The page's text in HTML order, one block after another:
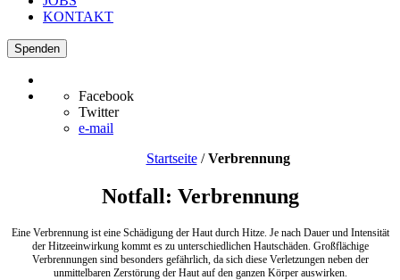
KONTAKT
Spenden
Facebook
Twitter
e-mail
Startseite/Verbrennung
Notfall: Verbrennung
Eine Verbrennung ist eine Schädigung der Haut durch Hitze. Je nach Dauer und Intensität
der Hitzeeinwirkung kommt es zu unterschiedlichen Hautschäden. Großflächige
Verbrennungen sind besonders gefährlich, da sich diese Verletzungen neben der
unmittelbaren Zerstörung der Haut auf den ganzen Körper auswirken.